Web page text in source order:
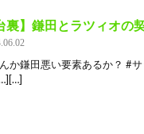
裏】鎌田とラツィオ
か鎌田悪い要素あるか？ #